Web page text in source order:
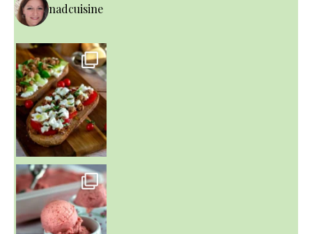
nadcuisine
~ NICE CREAM À LA FRAISE ~
Presque un mois que